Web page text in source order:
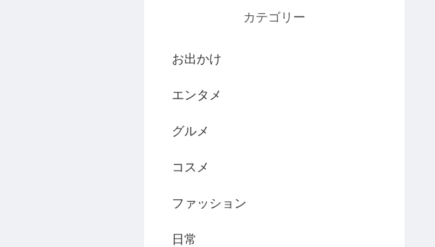
カテゴリー
お出かけ
エンタメ
グルメ
コスメ
ファッション
日常